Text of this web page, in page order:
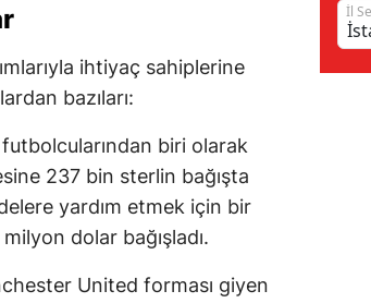
ihtiyaç sahiplerine
bazıları:
biri olarak
237 bin sterlin bağışta
yardım etmek için bir
dolar bağışladı.
United forması giyen
İl